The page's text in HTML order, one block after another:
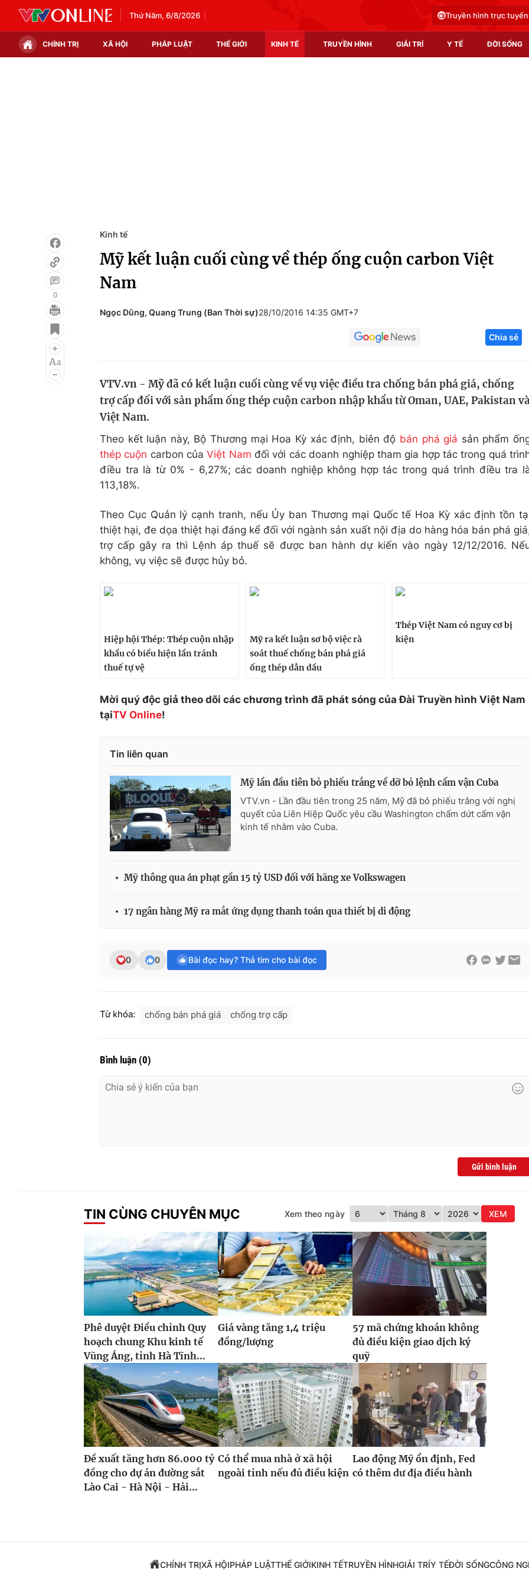
Thứ Năm, 6/8/2026 Truyền hình trực tuyến
CHÍNH TRỊ XÃ HỘI PHÁP LUẬT THẾ GIỚI KINH TẾ TRUYỀN HÌNH GIẢI TRÍ Y TẾ ĐỜI SỐNG
Infographic
Điện ảnh
Âm nhạc
Chất lượng cuộc sống
Tuyển sinh
Hitech Công
Thị trường
0
Kinh tế
Mỹ kết luận cuối cùng về thép ống cuộn carbon Việt
Nam
Ngọc Dũng, Quang Trung (Ban Thời sự)28/10/2016 14:35 GMT+7
Chia sẻ
VTV.vn - Mỹ đã có kết luận cuối cùng về vụ việc điều tra chống bán phá giá, chống
trợ cấp đối với sản phẩm ống thép cuộn carbon nhập khẩu từ Oman, UAE, Pakistan
Việt Nam.
Theo kết luận này, Bộ Thương mại Hoa Kỳ xác định, biên độ bán phá giá sản phẩm
thép cuộn carbon củaViệt Nam đối với các doanh nghiệp tham gia hợp tác trong quá
điều tra là từ 0% - 6,27%; các doanh nghiệp không hợp tác trong quá trình điều tra
113,18%.
Theo Cục Quản lý cạnh tranh, nếu Ủy ban Thương mại Quốc tế Hoa Kỳ xác định tồn
thiệt hại, đe dọa thiệt hại đáng kể đối với ngành sản xuất nội địa do hàng hóa bán phá
trợ cấp gây ra thì Lệnh áp thuế sẽ được ban hành dự kiến vào ngày 12/12/2016.
không, vụ việc sẽ được hủy bỏ.
Hiệp hội Thép: Thép cuộn nhập
khẩu có biểu hiện lẩn tránh
thuế tự vệ
Mỹ ra kết luận sơ bộ việc rà
soát thuế chống bán phá giá
ống thép dẫn dầu
Thép Việt Nam có nguy cơ bị
kiện
Mời quý độc giả theo dõi các chương trình đã phát sóng của Đài Truyền hình Việt Nam
tạiTV Online!
Tin liên quan
Mỹ lần đầu tiên bỏ phiếu trắng về dỡ bỏ lệnh cấm vận Cuba
VTV.vn - Lần đầu tiên trong 25 năm, Mỹ đã bỏ phiếu trắng với nghị
quyết của Liên Hiệp Quốc yêu cầu Washington chấm dứt cấm vận
kinh tế nhằm vào Cuba.
Mỹ thông qua án phạt gần 15 tỷ USD đối với hãng xe Volkswagen
17 ngân hàng Mỹ ra mắt ứng dụng thanh toán qua thiết bị di động
0 0 Bài đọc hay? Thả tim cho bài đọc
Từ khóa: chống bán phá giá chống trợ cấp
Bình luận (0)
Gửi bình luận
TIN CÙNG CHUYÊN MỤC Xem theo ngày XEM
Phê duyệt Điều chỉnh Quy
hoạch chung Khu kinh tế
Vũng Áng, tỉnh Hà Tĩnh...
Giá vàng tăng 1,4 triệu
đồng/lượng
57 mã chứng khoán không
đủ điều kiện giao dịch ký
quỹ
Đề xuất tăng hơn 86.000 tỷ
đồng cho dự án đường sắt
Lào Cai - Hà Nội - Hải...
Có thể mua nhà ở xã hội
ngoài tỉnh nếu đủ điều kiện
Lao động Mỹ ổn định, Fed
có thêm dư địa điều hành
CHÍNH TRỊXÃ HỘIPHÁP LUẬTTHẾ GIỚIKINH TẾTRUYỀN HÌNHGIẢI TRÍY TẾĐỜI SỐNGCÔNG